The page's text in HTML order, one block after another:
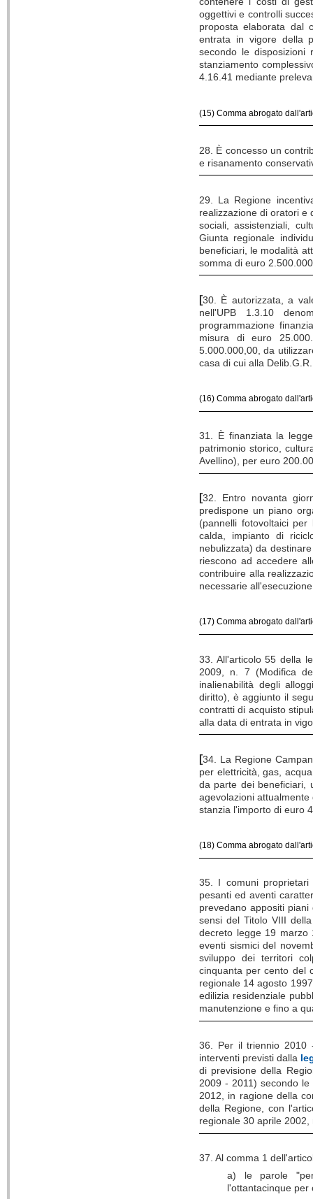
oggettivi e controlli
proposta elaborata dal
entrata in vigore della
secondo le disposizioni
stanziamento
4.16.41 mediante
(15) Comma abrogato
28. È concesso un
e risanamento
29. La Regione
realizzazione di oratori e
sociali, assistenziali,
Giunta regionale
beneficiari, le modalità
somma di euro
[30. È autorizzata, a
nell'UPB 1.3.10
programmazione
misura di euro
5.000.000,00, da
casa di cui alla
(16) Comma abrogato
31. È finanziata la
patrimonio storico,
Avellino), per euro
[32. Entro novanta
predispone un piano
(pannelli fotovoltaici
calda, impianto di
nebulizzata) da
riescono ad accedere
contribuire alla
necessarie
(17) Comma abrogato
33. All'articolo 55 della
2009, n. 7 (Modifica
inalienabilità degli
diritto), è aggiunto il
contratti di acquisto
alla data di entrata in
[34. La Regione
per elettricità, gas,
da parte dei beneficiari,
agevolazioni
stanzia l'importo di euro
(18) Comma abrogato
35. I comuni proprietari
pesanti ed aventi
prevedano appositi
sensi del Titolo VIII
decreto legge 19 marzo
eventi sismici del
sviluppo dei territori
cinquanta per cento del
regionale 14 agosto
edilizia residenziale
manutenzione e fino a
36. Per il triennio 2010
interventi previsti dalla
di previsione della
2009 - 2011) secondo
2012, in ragione della
della Regione, con
regionale 30 aprile
37. Al comma 1
a) le parole
l'ottantacinque per